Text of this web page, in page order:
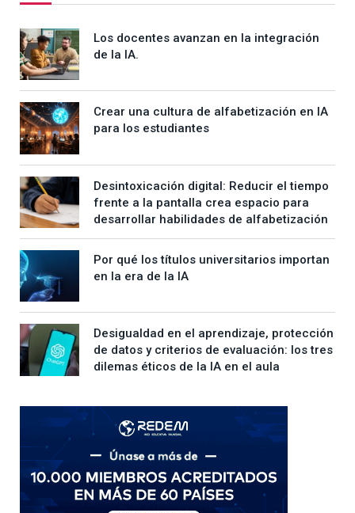
Los docentes avanzan en la integración
de la IA.
Crear una cultura de alfabetización en IA
para los estudiantes
Desintoxicación digital: Reducir el tiempo
frente a la pantalla crea espacio para
desarrollar habilidades de alfabetización
Por qué los títulos universitarios importan
en la era de la IA
Desigualdad en el aprendizaje, protección
de datos y criterios de evaluación: los tres
dilemas éticos de la IA en el aula